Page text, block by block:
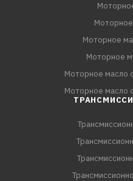
Моторное
Моторное
Моторное
Моторное масло
Моторное масло